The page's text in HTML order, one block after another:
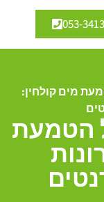
053-
מים קולחין:
הטמעת